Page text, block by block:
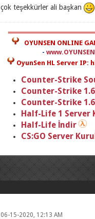
çok teşekkürler ali başkan
OYUNSEN ONLINE
-
OyunSen HL Server IP:
Counter-Strike
Counter-Strike
Counter-Strike
Half-Life 1 Server
Half-Life İndir
CS:GO Server
06-15-2020, 12:13 AM